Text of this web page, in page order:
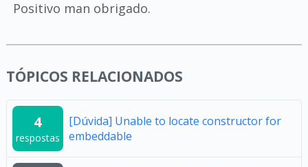
Positivo man obrigado.
TÓPICOS RELACIONADOS
4
respostas
[Dúvida] Unable to locate constructor for
embeddable